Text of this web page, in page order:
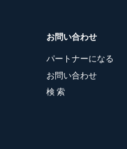
お問い合わせ
パートナーになる
お問い合わせ
検 索